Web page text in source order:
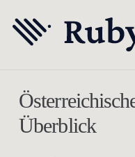
Überblick